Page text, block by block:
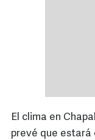
El clima en
prevé que estará